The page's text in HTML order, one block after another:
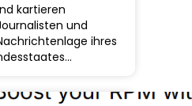
kartieren
und
ihres